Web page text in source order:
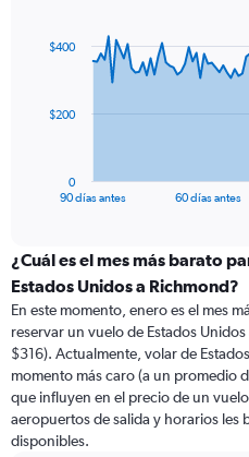
data
The
categories.
Range:
categories.
The
chart
has
1
Y
axis
90 días antes 60 días antes
0
$200
$400
¿Cuál es el mes más barato
Estados Unidos a Richmond?
En este momento, enero es el mes
reservar un vuelo de Estados
$316). Actualmente, volar de
momento más caro (a un promedio
que influyen en el precio de un
aeropuertos de salida y horarios les
disponibles.